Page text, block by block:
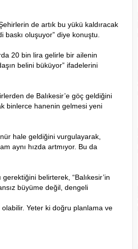
de artık bu yükü kaldıracak
oluşuyor” diye konuştu.
20 bin lira gelirle bir ailenin
belini büküyor” ifadelerini
de Balıkesir’e göç geldiğini
binlerce hanenin gelmesi yeni
hale geldiğini vurgulayarak,
aynı hızda artmıyor. Bu da
belirterek, “Balıkesir’in
büyüme değil, dengeli
olabilir. Yeter ki doğru planlama ve